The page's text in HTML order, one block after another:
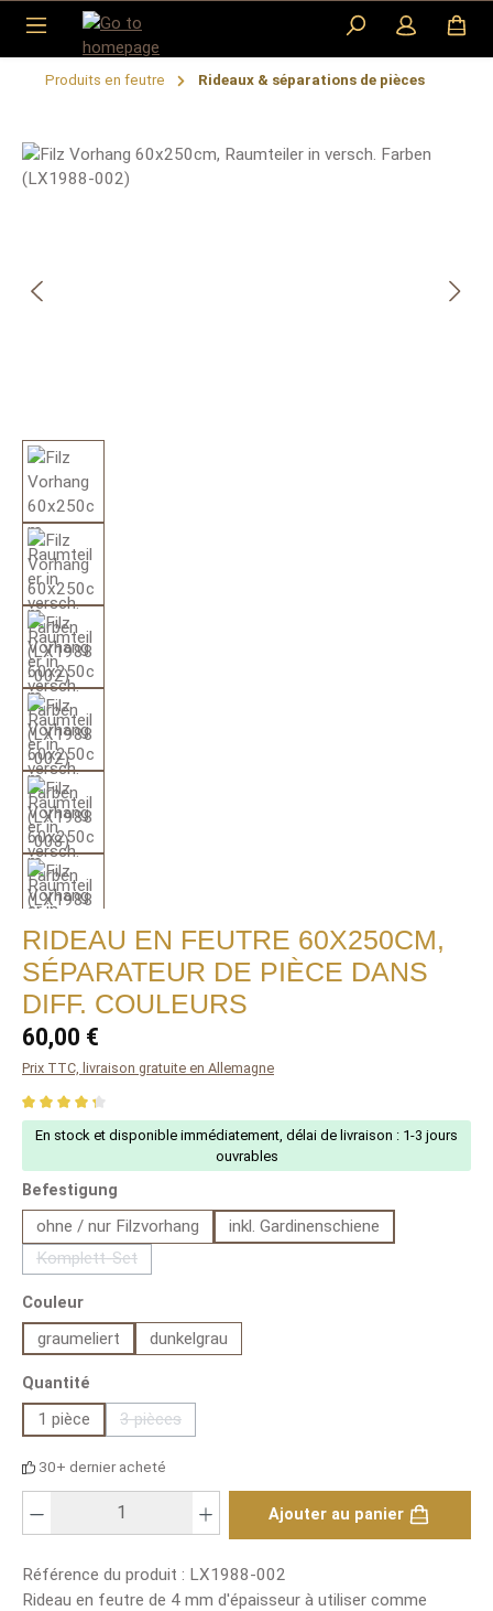
Skip to main content
Produits en feutre Rideaux & séparations de pièces
Skip image gallery
RIDEAU EN FEUTRE 60X250CM,
SÉPARATEUR DE PIÈCE DANS
DIFF. COULEURS
Regular price:
60,00 €
Prix TTC, livraison gratuite en Allemagne
Average rating of 4.2 out of 5 stars
En stock et disponible immédiatement, délai de livraison : 1-3 jours
ouvrables
Befestigung
ohne / nur Filzvorhang
inkl. Gardinenschiene
Komplett-Set
(This option is currently unavailable.)
Couleursélectionner
graumeliert dunkelgrau
Quantité
1 pièce 3 pièces
30+ dernier acheté
Ajouter au panier
Référence du produit : LX1988-002
Rideau en feutre de 4 mm d'épaisseur à utiliser comme